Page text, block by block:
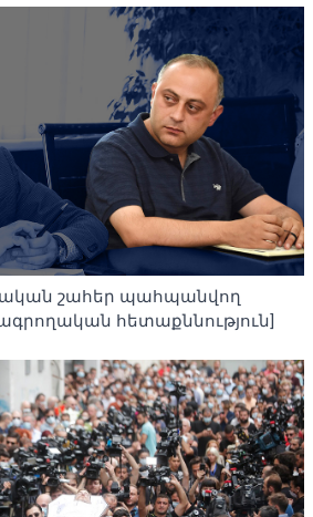
շահեր պահպանվող
հետաքննություն]